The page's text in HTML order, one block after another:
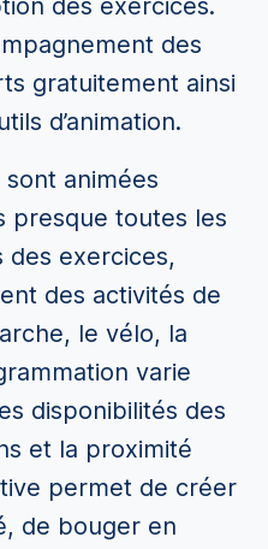
des exercices.
des
gratuitement ainsi
d’animation.
animées
presque toutes les
des exercices,
des activités de
le vélo, la
varie
disponibilités des
et la proximité
permet de créer
de bouger en